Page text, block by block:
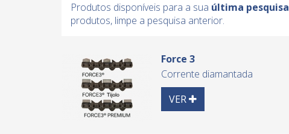
Produtos disponíveis para a sua última pesquisa
produtos, limpe a pesquisa anterior.
Force 3
Corrente diamantada
VER
Detail